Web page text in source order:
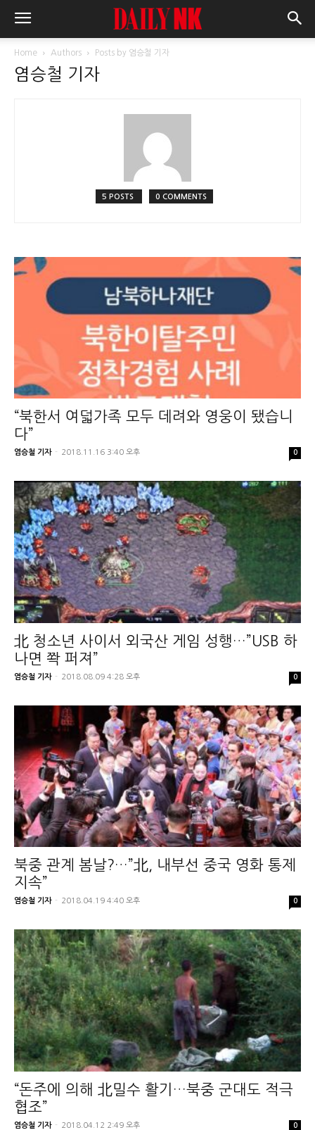
Home Authors Posts by 염승철 기자
염승철 기자
5 POSTS 0 COMMENTS
“북한서 여덟가족 모두 데려와 영웅이 됐습니
다”
염승철 기자 - 2018.11.16 3:40 오후 0
北 청소년 사이서 외국산 게임 성행…”USB 하
나면 쫙 퍼져”
염승철 기자 - 2018.08.09 4:28 오후 0
북중 관계 봄날?…”北, 내부선 중국 영화 통제
지속”
염승철 기자 - 2018.04.19 4:40 오후 0
“돈주에 의해 北밀수 활기…북중 군대도 적극
협조”
염승철 기자 - 2018.04.12 2:49 오후 0